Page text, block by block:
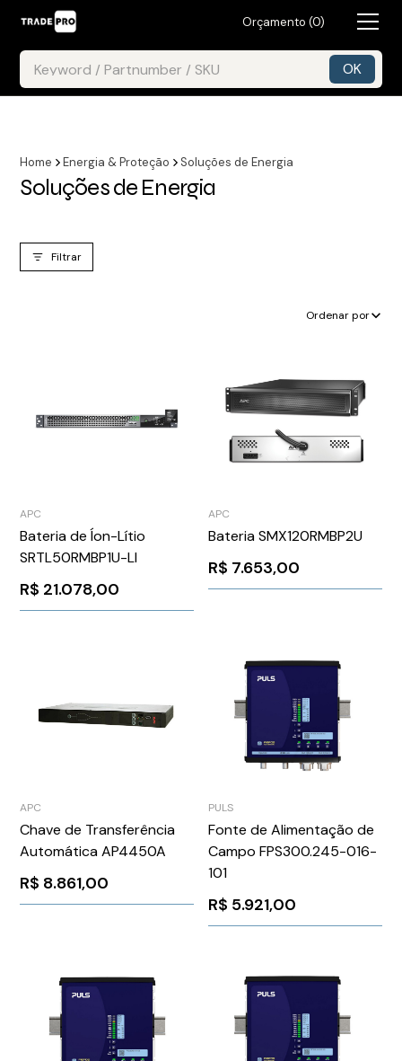
Orçamento (0)
Home Energia & Proteção Soluções de Energia
Soluções de Energia
Filtrar
Ordenar por
APC
Bateria de Íon-Lítio
SRTL50RMBP1U-LI
R$ 21.078,00
APC
Bateria SMX120RMBP2U
R$ 7.653,00
APC
Chave de Transferência
Automática AP4450A
R$ 8.861,00
PULS
Fonte de Alimentação de
Campo FPS300.245-016-
101
R$ 5.921,00